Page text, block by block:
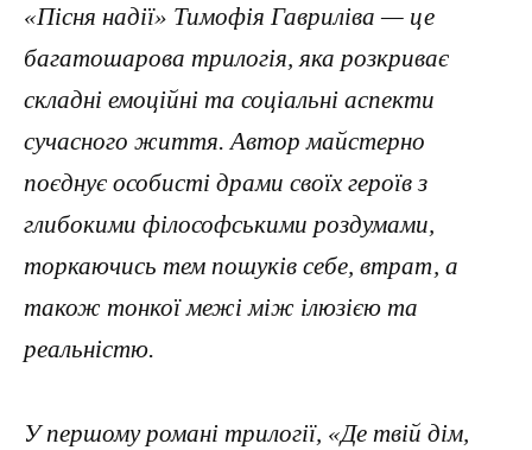
«Пісня надії» Тимофія Гавриліва — це
багатошарова трилогія, яка розкриває
складні емоційні та соціальні аспекти
сучасного життя. Автор майстерно
поєднує особисті драми своїх героїв з
глибокими філософськими роздумами,
торкаючись тем пошуків себе, втрат, а
також тонкої межі між ілюзією та
реальністю.
У першому романі трилогії, «Де твій дім,